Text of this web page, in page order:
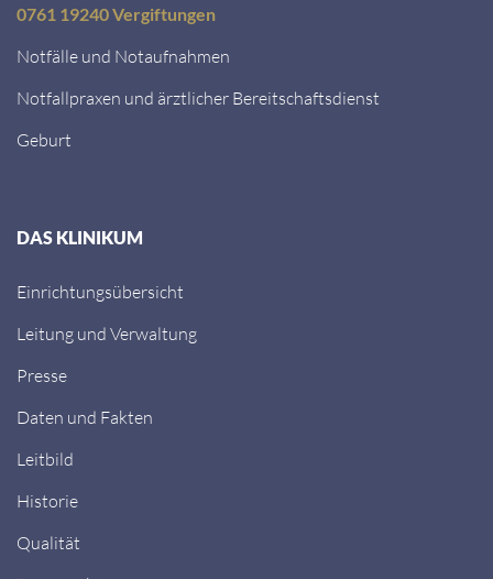
0761 19240 Vergiftungen
Notfälle und Notaufnahmen
Notfallpraxen und ärztlicher Bereitschaftsdienst
Geburt
DAS KLINIKUM
Einrichtungsübersicht
Leitung und Verwaltung
Presse
Daten und Fakten
Leitbild
Historie
Qualität